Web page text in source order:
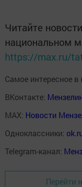
Читайте
национальном
https://max.ru/
Самое интересное
ВКонтакте:
MAX: Новости
Одноклассники:
Telegram-канал:
Перейти